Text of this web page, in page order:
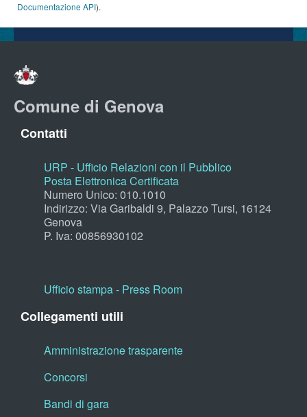
Documentazione API).
Comune di Genova
Contatti
URP - Ufficio Relazioni con il Pubblico
Posta Elettronica Certificata
Numero Unico: 010.1010
Indirizzo: Via Garibaldi 9, Palazzo Tursi, 16124
Genova
P. Iva: 00856930102
Ufficio stampa - Press Room
Collegamenti utili
Amministrazione trasparente
Concorsi
Bandi di gara